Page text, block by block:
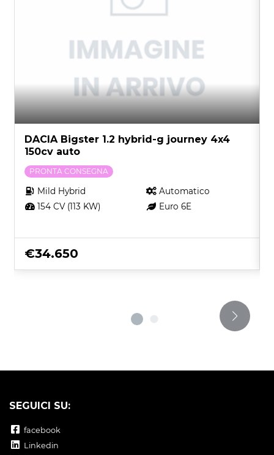
DACIA Bigster 1.2 hybrid-g journey 4x4
150cv auto
PRONTA CONSEGNA
Mild Hybrid
Automatico
154 CV (113 KW)
Euro 6E
€34.650
SEGUICI SU:
facebook
Linkedin